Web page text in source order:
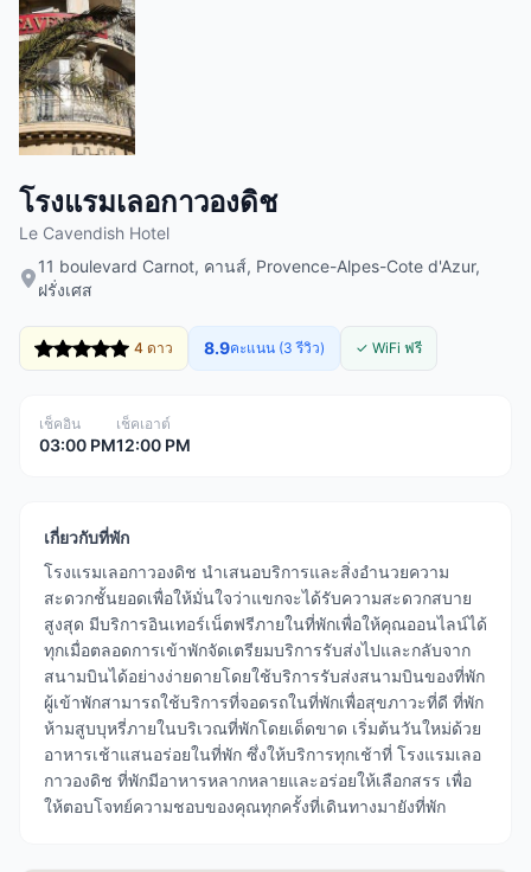
โรงแรมเลอกาวองดิช
Le Cavendish Hotel
11 boulevard Carnot, คานส์, Provence-Alpes-Cote d'Azur,
ฝรั่งเศส
4 ดาว 8.9คะแนน (3 รีวิว) ✓ WiFi ฟรี
เช็คอิน
03:00 PM
เช็คเอาต์
12:00 PM
เกี่ยวกับที่พัก
โรงแรมเลอกาวองดิช นำเสนอบริการและสิ่งอำนวยความ
สะดวกชั้นยอดเพื่อให้มั่นใจว่าแขกจะได้รับความสะดวกสบาย
สูงสุด มีบริการอินเทอร์เน็ตฟรีภายในที่พักเพื่อให้คุณออนไลน์ได้
ทุกเมื่อตลอดการเข้าพักจัดเตรียมบริการรับส่งไปและกลับจาก
สนามบินได้อย่างง่ายดายโดยใช้บริการรับส่งสนามบินของที่พัก
ผู้เข้าพักสามารถใช้บริการที่จอดรถในที่พักเพื่อสุขภาวะที่ดี ที่พัก
ห้ามสูบบุหรี่ภายในบริเวณที่พักโดยเด็ดขาด เริ่มต้นวันใหม่ด้วย
อาหารเช้าแสนอร่อยในที่พัก ซึ่งให้บริการทุกเช้าที่ โรงแรมเลอ
กาวองดิช ที่พักมีอาหารหลากหลายและอร่อยให้เลือกสรร เพื่อ
ให้ตอบโจทย์ความชอบของคุณทุกครั้งที่เดินทางมายังที่พัก